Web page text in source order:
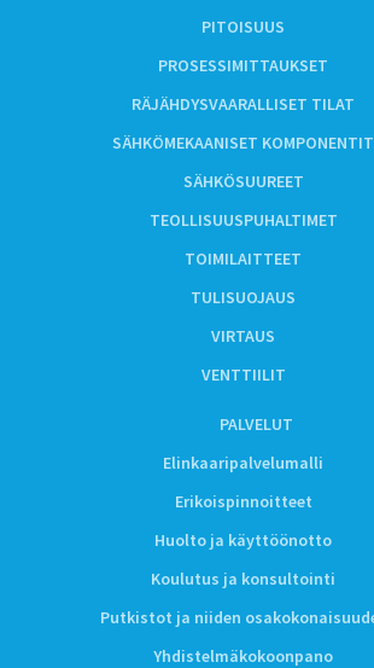
PITOISUUS
PROSESSIMITTAUKSET
RÄJÄHDYSVAARALLISET TILAT
SÄHKÖMEKAANISET KOMPONENTIT
SÄHKÖSUUREET
TEOLLISUUSPUHALTIMET
TOIMILAITTEET
TULISUOJAUS
VIRTAUS
VENTTIILIT
PALVELUT
Elinkaaripalvelumalli
Erikoispinnoitteet
Huolto ja käyttöönotto
Koulutus ja konsultointi
Putkistot ja niiden
Yhdistelmäkokoonpano